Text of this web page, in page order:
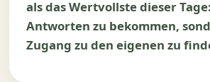
als das Wertvollste dieser
Antworten zu bekommen,
Zugang zu den eigenen zu